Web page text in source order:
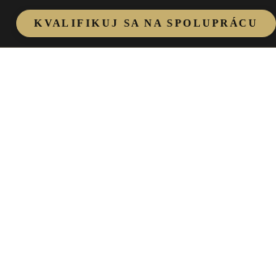
KVALIFIKUJ SA NA SPOLUPRÁCU